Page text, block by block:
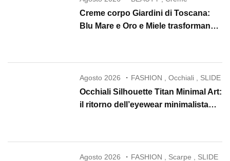
Creme corpo Giardini di Toscana:
Blu Mare e Oro e Miele trasformano
Agosto 2026 FASHION ,Occhiali , SLIDE
Occhiali Silhouette Titan Minimal Art:
il ritorno dell’eyewear minimalista
Agosto 2026 FASHION Scarpe SLIDE